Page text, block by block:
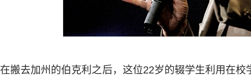
在搬去加州的伯克利之后，这位22岁的辍学生利用在